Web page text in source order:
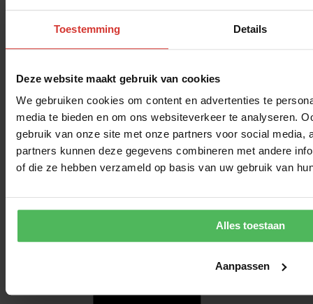
Toestemming Details
Deze website maakt gebruik van cookies
We gebruiken cookies om content en advertenties te
media te bieden en om ons websiteverkeer te analyseren.
gebruik van onze site met onze partners voor social media,
partners kunnen deze gegevens combineren met andere
of die ze hebben verzameld op basis van uw gebruik van
Alles toestaan
Aanpassen